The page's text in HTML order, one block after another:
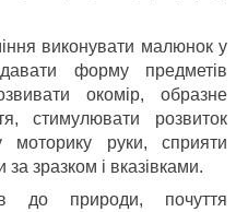
виконувати малюнок у
форму предметів
окомір, образне
стимулювати розвиток
моторику руки, сприяти
зразком і вказівками.
до природи, почуття